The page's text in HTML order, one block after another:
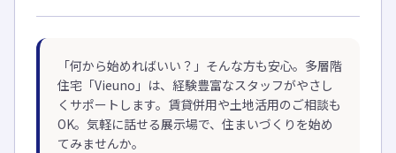
「何から始めればいい？」そんな方も安心。多層階
住宅「Vieuno」は、経験豊富なスタッフがやさし
くサポートします。賃貸併用や土地活用のご相談も
OK。気軽に話せる展示場で、住まいづくりを始め
てみませんか。